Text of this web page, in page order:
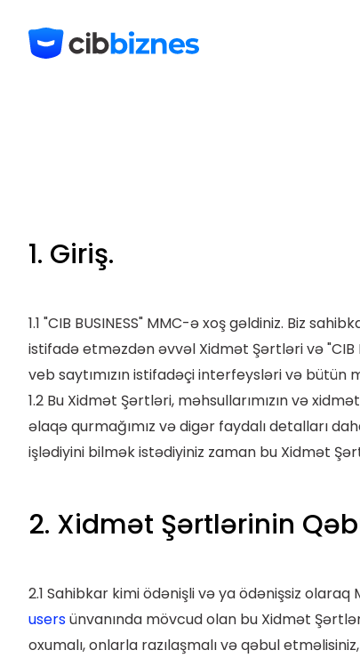
1. Giriş.
1.1 "CIB BUSINESS" MMC-ə xoş gəldiniz. Biz
istifadə etməzdən əvvəl Xidmət Şərtləri və "CIB
veb saytımızın istifadəçi interfeysləri və
1.2 Bu Xidmət Şərtləri, məhsullarımızın və
əlaqə qurmağımız və digər faydalı detalları
işlədiyini bilmək istədiyiniz zaman bu Xidmət
2. Xidmət Şərtlərinin
2.1 Sahibkar kimi ödənişli və ya ödənişsiz
usersünvanında mövcud olan bu Xidmət
oxumalı, onlarla razılaşmalı və qəbul